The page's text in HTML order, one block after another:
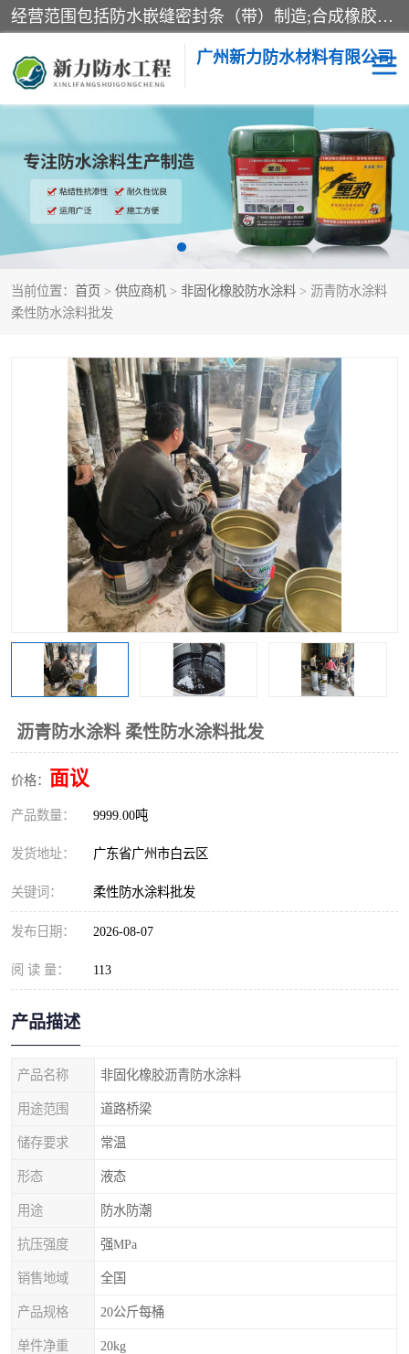
经营范围包括防水嵌缝密封条（带）制造;合成橡胶制造（监控化学品、危险化学品除外）;沥青混合物制造;防水胶粘带制造;其他合成材料制造（监控化学品、危险化学品除外）;涂料制造（监控化学品、危险化学品除外）;建筑结构防水补漏;防水建筑材料制造;粘合剂制造（监控化学品、危险化学品除外）;涂料零售;广州新力防水材料有限公司具有1处分支机构。
广州新力防水材料有限公司
当前位置： 首页 > 供应商机 > 非固化橡胶防水涂料 > 沥青防水涂料
柔性防水涂料批发
沥青防水涂料 柔性防水涂料批发
价格： 面议
产品数量： 9999.00吨
发货地址： 广东省广州市白云区
关键词： 柔性防水涂料批发
发布日期： 2026-08-07
阅 读 量： 113
产品描述
产品名称 非固化橡胶沥青防水涂料
用途范围 道路桥梁
储存要求 常温
形态 液态
用途 防水防潮
抗压强度 强MPa
销售地域 全国
产品规格 20公斤每桶
单件净重 20kg
黑豹防水胶 建筑108胶水
乳化沥青防水涂料 自粘卷材
非固化橡胶防水涂料